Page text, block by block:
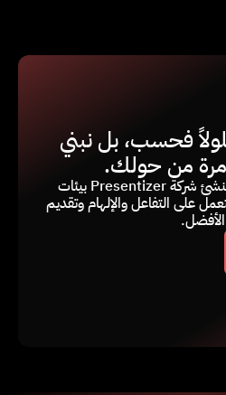
فحسب، بل نبني
من حولك.
من الفكرة إلى التنفيذ، تنشئ شركة Presentizer بيئات
على التفاعل والإلهام وتقديم
الأفضل.